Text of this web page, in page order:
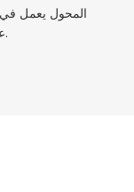
على أي نظام تشغيل ومنصة.